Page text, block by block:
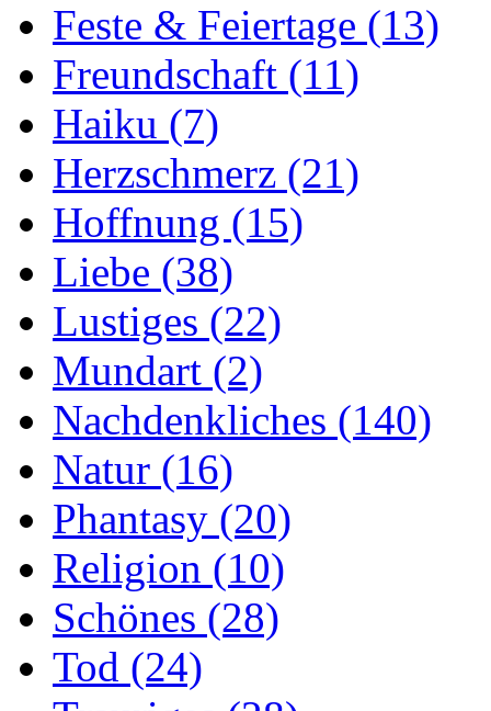
Feste & Feiertage (13)
Freundschaft (11)
Haiku (7)
Herzschmerz (21)
Hoffnung (15)
Liebe (38)
Lustiges (22)
Mundart (2)
Nachdenkliches (140)
Natur (16)
Phantasy (20)
Religion (10)
Schönes (28)
Tod (24)